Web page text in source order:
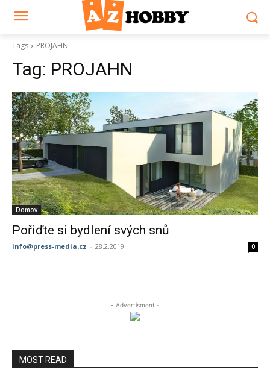
Tags PROJAHN
Tag: PROJAHN
Domov
Pořiďte si bydlení svých snů
info@press-media.cz - 28.2.2019 0
- Advertisment -
MOST READ